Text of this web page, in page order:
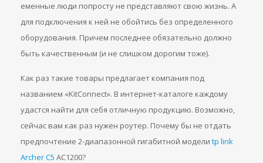
еменные люди попросту не представляют свою жизнь. А
для подключения к ней не обойтись без определенного
оборудования. Причем последнее обязательно должно
быть качественным (и не слишком дорогим тоже).
Как раз такие товары предлагает компания под
названием «KitConnect». В интернет-каталоге каждому
удастся найти для себя отличную продукцию. Возможно,
сейчас вам как раз нужен роутер. Почему бы не отдать
предпочтение 2-диапазонной гигабитной модели tp link
Archer C5 АС1200?